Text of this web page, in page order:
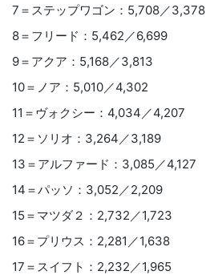
7＝ステップワゴン：5,708／3,378
8＝フリード：5,462／6,699
9＝アクア：5,168／3,813
10＝ノア：5,010／4,302
11＝ヴォクシー：4,034／4,207
12＝ソリオ：3,264／3,189
13＝アルファード：3,085／4,127
14＝パッソ：3,052／2,209
15＝マツダ２：2,732／1,723
16＝プリウス：2,281／1,638
17＝スイフト：2,232／1,965